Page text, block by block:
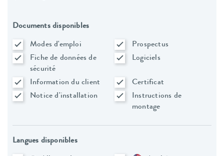
Documents disponibles
Modes d'emploi
Prospectus
Fiche de données de
sécurité
Logiciels
Information du client
Certificat
Notice d'installation
Instructions de
montage
Langues disponibles